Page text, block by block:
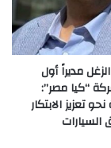
مديراً أول
“كيا مصر”:
تعزيز الابتكار